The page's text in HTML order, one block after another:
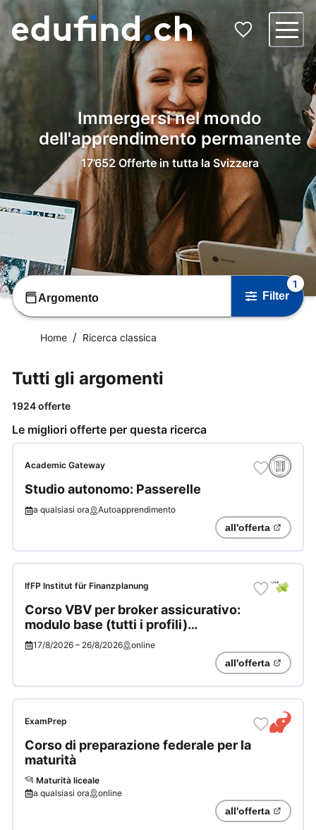
Immergersi nel mondo
dell'apprendimento permanente
17’652 Offerte in tutta la Svizzera
Argomento Filter
1
Home Ricerca classica
Tutti gli argomenti
1924offerte
Le migliori offerte per questa ricerca
Academic Gateway
Studio autonomo: Passerelle
a qualsiasi ora Autoapprendimento
all'offerta
IfFP Institut für Finanzplanung
Corso VBV per broker assicurativo:
modulo base (tutti i profili)
«Competenze e conoscenze
generali»
17/8/2026 – 26/8/2026 online
all'offerta
ExamPrep
Corso di preparazione federale per la
maturità
Maturità liceale
a qualsiasi ora
online
all'offerta